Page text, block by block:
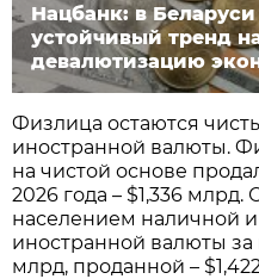
Нацбанк: в Беларуси
устойчивый тренд
девалютизацию
Физлица остаются
иностранной валюты.
на чистой основе
2026 года – $1,336
населением наличной
иностранной валюты за
млрд, проданной –